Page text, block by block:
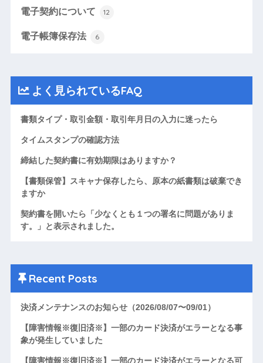
電子契約について 12
電子帳簿保存法 6
よく見られているFAQ
書類タイプ・取引金額・取引年月日の入力に迷ったら
タイムスタンプの確認方法
締結した契約書に有効期限はありますか？
【書類保管】スキャナ保存したら、原本の紙書類は破棄でき
ますか
契約書を開いたら「少なくとも１つの署名に問題がありま
す。」と表示されました。
Recent Posts
決済メンテナンスのお知らせ（2026/08/07〜09/01）
【障害情報※復旧済※】一部のカード決済がエラーとなる事
象が発生していました
【障害情報※復旧済※】一部のカード決済がエラーとなる可